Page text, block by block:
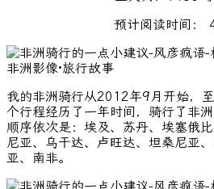
预计阅读时间：
我的非洲骑行从2012年9月开始，
个行程经历了一年时间，骑行了非
顺序依次是：埃及、苏丹、埃塞俄
尼亚、乌干达、卢旺达、坦桑尼亚
亚、南非。